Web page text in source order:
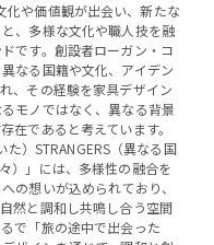
化や価値観が出会い、新たな
、多様な文化や職人技を融
です。創設者ローガン・コ
なる国籍や文化、アイデン
、その経験を家具デザイン
モノではなく、異なる背景
在であると考えています。
）STRANGERS（異なる国
）」には、多様性の融合を
の想いが込められており、
然と調和し共鳴し合う空間
で「旅の途中で出会った